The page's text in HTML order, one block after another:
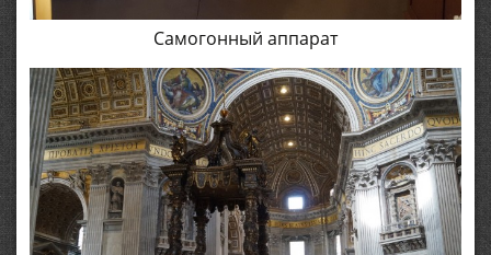
Самогонный аппарат